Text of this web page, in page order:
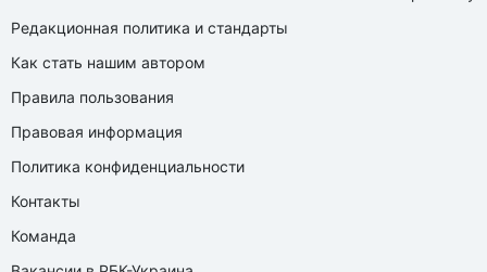
Редакционная политика и стандарты
Как стать нашим автором
Правила пользования
Правовая информация
Политика конфиденциальности
Контакты
Команда